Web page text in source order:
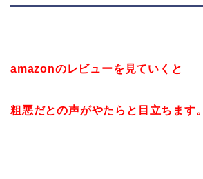
amazonのレビューを見ていくと
粗悪だとの声がやたらと目立ちます。